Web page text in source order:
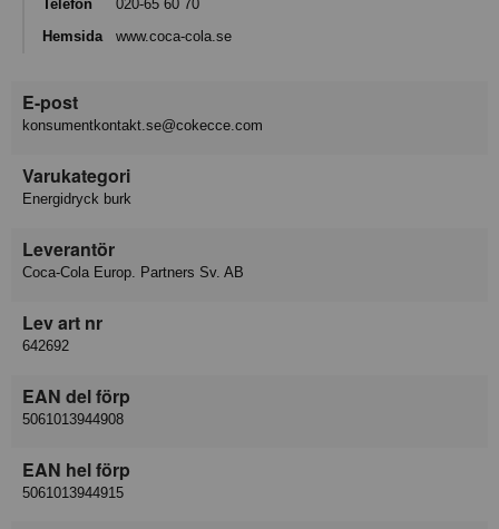
Telefon
020-65 60 70
Hemsida
www.coca-cola.se
E-post
konsumentkontakt.se@cokecce.com
Varukategori
Energidryck burk
Leverantör
Coca-Cola Europ. Partners Sv. AB
Lev art nr
642692
EAN del förp
5061013944908
EAN hel förp
5061013944915